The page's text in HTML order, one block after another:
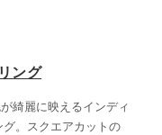
ング
綺麗に映えるインディ
。スクエアカットの